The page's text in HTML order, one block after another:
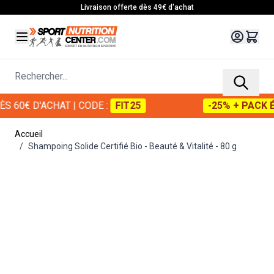
Livraison offerte dès 49€ d'achat
Rechercher...
D'ACHAT| CODE : FIT25 -25% + PACK
Accueil
/ Shampoing Solide Certifié Bio - Beauté & Vitalité - 80 g